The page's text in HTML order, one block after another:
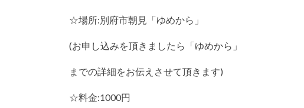
☆場所:別府市朝見「ゆめから」
(お申し込みを頂きましたら「ゆめから」
までの詳細をお伝えさせて頂きます)
☆料金:1000円